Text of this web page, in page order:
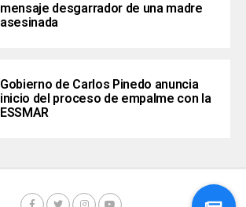
mensaje desgarrador de una madre
asesinada
Gobierno de Carlos Pinedo anuncia
inicio del proceso de empalme con la
ESSMAR